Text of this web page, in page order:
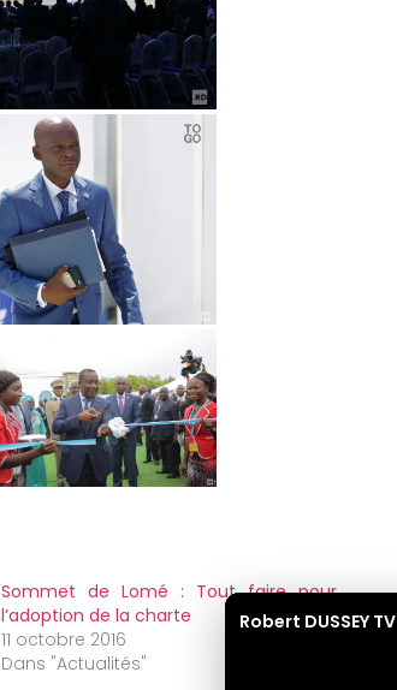
Sommet de Lomé : Tout faire pour
l’adoption de la charte
11 octobre 2016
Dans "Actualités"
Robert DUSSEY TV